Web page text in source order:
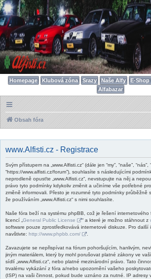
Homepage Klubová zóna Srazy Naše Alfy E-Shop
Alfabazar
Obsah fóra
www.Alfisti.cz - Registrace
Svým přístupem na „www.Alfisti.cz“ (dále jen “my”, “naše”, “nás”,
“https://www.alfisti.cz/forum”), souhlasíte s následujícími
neprodleně opusťte „www.Alfisti.cz“, nevstupujte na něj a
právo tyto podmínky kdykoliv změnit a učiníme vše potřebné
změně informovali. Přesto je rozumné tyto podmínky průběžně
že používáním „www.Alfisti.cz“ s nimi souhlasíte.
Naše fóra beží na systému phpBB, což je řešení internetového
licencí „ General Public License “ a které je možno stáhnout z
software pouze zprostředkovává internetové diskuze. Pro další
navštivte: http://www.phpbb.com/
Zavazujete se nepřispívat na fórum pohoršujícím, hanlivým,
jiným materiálem, který by mohl porušovat platné zákony ve
sídlí „www.Alfisti.cz“, nebo platné mezinárodní právo. Tato
trvalému vykázání z fóra a/nebo upozornění vašeho
(ISP) na vaši činnost, pokud bude uznáno za nutné. IP adresy